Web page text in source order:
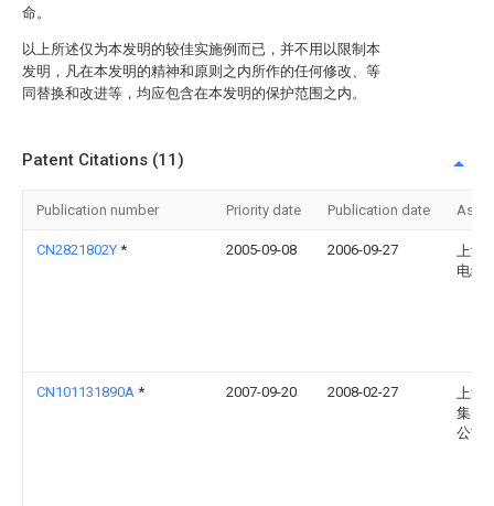
命。
以上所述仅为本发明的较佳实施例而已，并不用以限制本
发明，凡在本发明的精神和原则之内所作的任何修改、等
同替换和改进等，均应包含在本发明的保护范围之内。
Patent Citations (11)
Publication number Priority date Publication date
CN2821802Y * 2005-09-08 2006-09-27
上海
电缆
CN101131890A * 2007-09-20 2008-02-27
上海
集团
公司